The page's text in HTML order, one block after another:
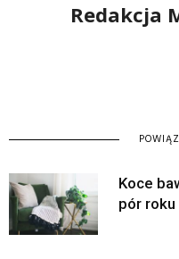
Redakcja
Koce
pór